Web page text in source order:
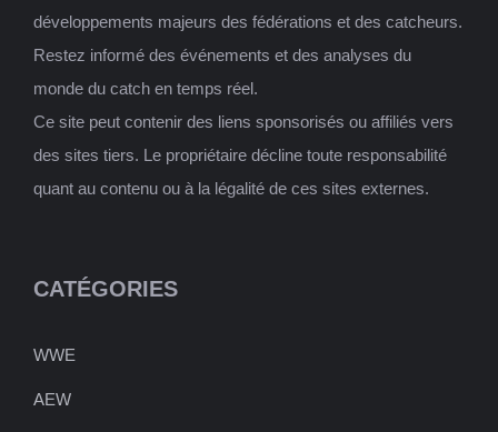
développements majeurs des fédérations et des catcheurs.
Restez informé des événements et des analyses du
monde du catch en temps réel.
Ce site peut contenir des liens sponsorisés ou affiliés vers
des sites tiers. Le propriétaire décline toute responsabilité
quant au contenu ou à la légalité de ces sites externes.
CATÉGORIES
WWE
AEW